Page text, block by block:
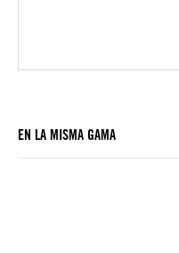
EN LA MISMA GAMA